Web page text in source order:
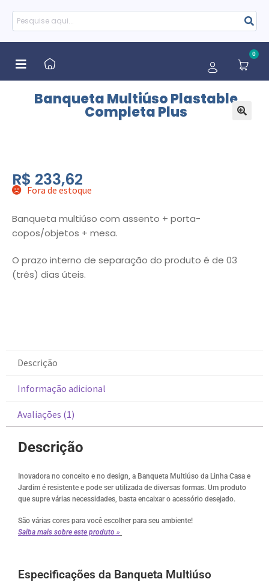
0
Banqueta Multiúso Plastable
Completa Plus
R$ 233,62
Fora de estoque
Banqueta multiúso com assento + porta-
copos/objetos + mesa.
O prazo interno de separação do produto é de 03
(três) dias úteis.
Descrição
Informação adicional
Avaliações (1)
Descrição
Inovadora no conceito e no design, a Banqueta Multiúso da Linha Casa e
Jardim é resistente e pode ser utilizada de diversas formas. Um produto
que supre várias necessidades, basta encaixar o acessório desejado.
São várias cores para você escolher para seu ambiente!
Saiba mais sobre este produto »
Especificações da Banqueta Multiúso